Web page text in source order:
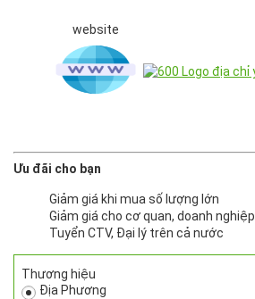
website
Ưu đãi cho bạn
Giảm giá khi mua số lượng lớn
Giảm giá cho cơ quan, doanh nghiệp
Tuyển CTV, Đại lý trên cả nước
Thương hiệu
Địa Phương